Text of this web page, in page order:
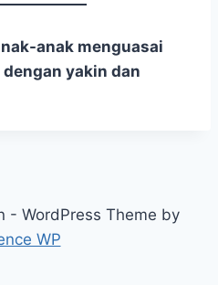
anak menguasai
yakin dan
- WordPress Theme by
WP